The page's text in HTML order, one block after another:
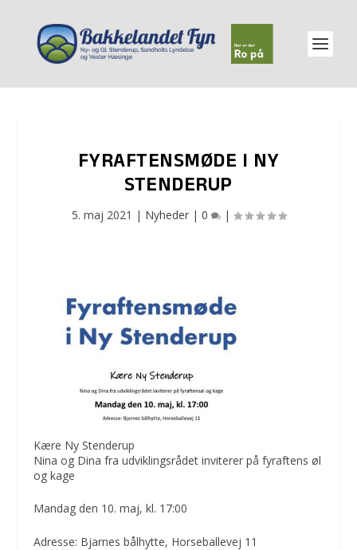
FYRAFTENSMØDE I NY
STENDERUP
5. maj 2021 | Nyheder| 0 |
Kære Ny Stenderup
Nina og Dina fra udviklingsrådet inviterer på fyraftens øl
og kage
Mandag den 10. maj, kl. 17:00
Adresse: Bjarnes bålhytte, Horseballevej 11